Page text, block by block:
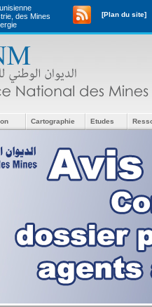
des Mines
[Plan du site]
Cartographie Etudes